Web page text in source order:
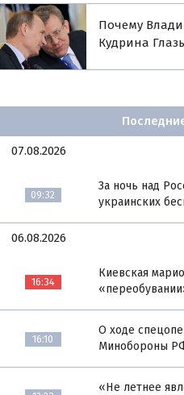
Почему
Кудрина
07.08.2026
09:32
За ночь над
украинских
06.08.2026
16:34
Киевская
16:10
О ходе
Минобороны РФ
«Не летнее